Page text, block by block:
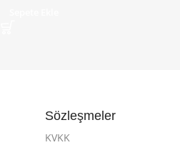
Sözleşmeler
KVKK